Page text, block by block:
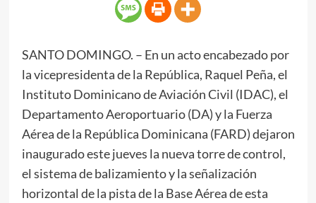
SANTO DOMINGO. – En un acto encabezado por
la vicepresidenta de la República, Raquel Peña, el
Instituto Dominicano de Aviación Civil (IDAC), el
Departamento Aeroportuario (DA) y la Fuerza
Aérea de la República Dominicana (FARD) dejaron
inaugurado este jueves la nueva torre de control,
el sistema de balizamiento y la señalización
horizontal de la pista de la Base Aérea de esta